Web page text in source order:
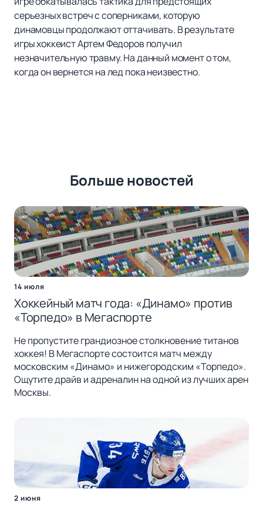
серьезных встреч с соперниками, которую
динамовцы продолжают оттачивать. В результате
игры хоккеист Артем Федоров получил
незначительную травму. На данный момент о том,
когда он вернется на лед пока неизвестно.
Больше новостей
14 июля
Хоккейный матч года: «Динамо» против
«Торпедо» в Мегаспорте
Не пропустите грандиозное столкновение титанов
хоккея! В Мегаспорте состоится матч между
московским «Динамо» и нижегородским «Торпедо».
Ощутите драйв и адреналин на одной из лучших арен
Москвы.
2 июня